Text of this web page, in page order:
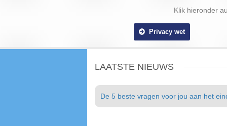
Klik hieronder
Privacy wet
LAATSTE NIEUWS
De 5 beste vragen voor jou aan het